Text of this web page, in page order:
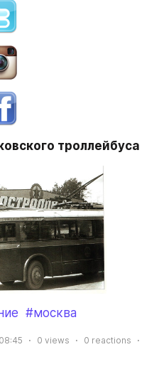
троллейбуса
#москва
0 views 0 reactions